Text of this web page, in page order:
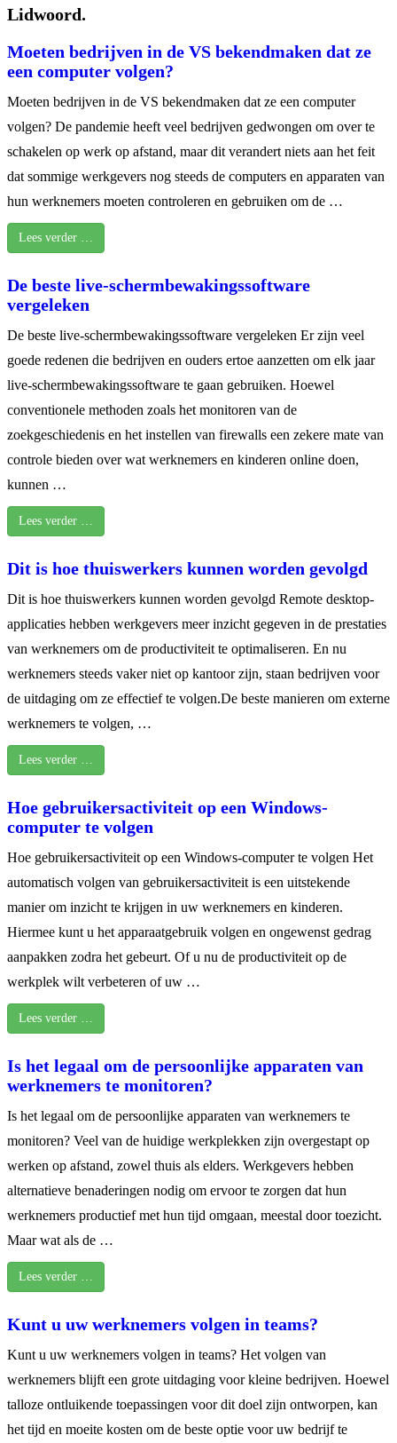
Lidwoord.
Moeten bedrijven in de VS bekendmaken dat ze
een computer volgen?
Moeten bedrijven in de VS bekendmaken dat ze een computer
volgen? De pandemie heeft veel bedrijven gedwongen om over te
schakelen op werk op afstand, maar dit verandert niets aan het feit
dat sommige werkgevers nog steeds de computers en apparaten van
hun werknemers moeten controleren en gebruiken om de …
Lees verder …
De beste live-schermbewakingssoftware
vergeleken
De beste live-schermbewakingssoftware vergeleken Er zijn veel
goede redenen die bedrijven en ouders ertoe aanzetten om elk jaar
live-schermbewakingssoftware te gaan gebruiken. Hoewel
conventionele methoden zoals het monitoren van de
zoekgeschiedenis en het instellen van firewalls een zekere mate van
controle bieden over wat werknemers en kinderen online doen,
kunnen …
Lees verder …
Dit is hoe thuiswerkers kunnen worden gevolgd
Dit is hoe thuiswerkers kunnen worden gevolgd Remote desktop-
applicaties hebben werkgevers meer inzicht gegeven in de prestaties
van werknemers om de productiviteit te optimaliseren. En nu
werknemers steeds vaker niet op kantoor zijn, staan bedrijven voor
de uitdaging om ze effectief te volgen.De beste manieren om externe
werknemers te volgen, …
Lees verder …
Hoe gebruikersactiviteit op een Windows-
computer te volgen
Hoe gebruikersactiviteit op een Windows-computer te volgen Het
automatisch volgen van gebruikersactiviteit is een uitstekende
manier om inzicht te krijgen in uw werknemers en kinderen.
Hiermee kunt u het apparaatgebruik volgen en ongewenst gedrag
aanpakken zodra het gebeurt. Of u nu de productiviteit op de
werkplek wilt verbeteren of uw …
Lees verder …
Is het legaal om de persoonlijke apparaten van
werknemers te monitoren?
Is het legaal om de persoonlijke apparaten van werknemers te
monitoren? Veel van de huidige werkplekken zijn overgestapt op
werken op afstand, zowel thuis als elders. Werkgevers hebben
alternatieve benaderingen nodig om ervoor te zorgen dat hun
werknemers productief met hun tijd omgaan, meestal door toezicht.
Maar wat als de …
Lees verder …
Kunt u uw werknemers volgen in teams?
Kunt u uw werknemers volgen in teams? Het volgen van
werknemers blijft een grote uitdaging voor kleine bedrijven. Hoewel
talloze ontluikende toepassingen voor dit doel zijn ontworpen, kan
het tijd en moeite kosten om de beste optie voor uw bedrijf te